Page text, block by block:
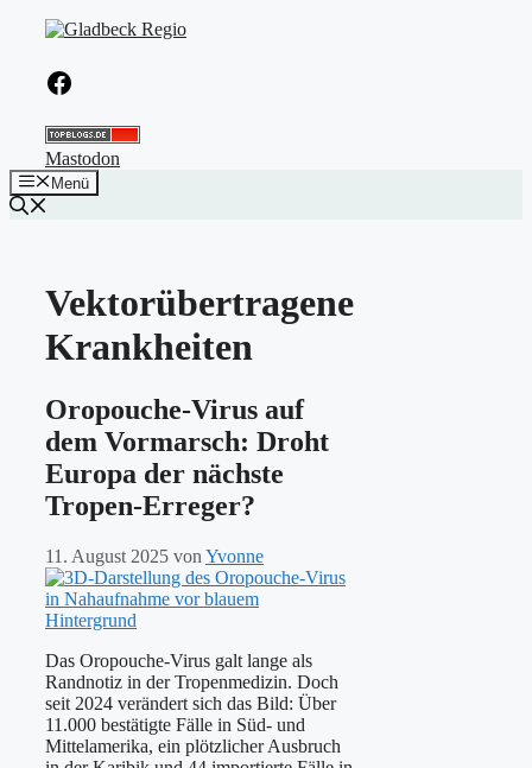
springenFacebook
Mastodon
Menü
Vektorübertragene
Krankheiten
Oropouche-Virus auf
dem Vormarsch: Droht
Europa der nächste
Tropen-Erreger?
11. August 2025 von Yvonne
Das Oropouche-Virus galt lange als
Randnotiz in der Tropenmedizin. Doch
seit 2024 verändert sich das Bild: Über
11.000 bestätigte Fälle in Süd- und
Mittelamerika, ein plötzlicher Ausbruch